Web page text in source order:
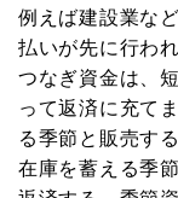
例えば建設業な
払いが先に行わ
つなぎ資金は、
って返済に充て
る季節と販売す
在庫を蓄える季